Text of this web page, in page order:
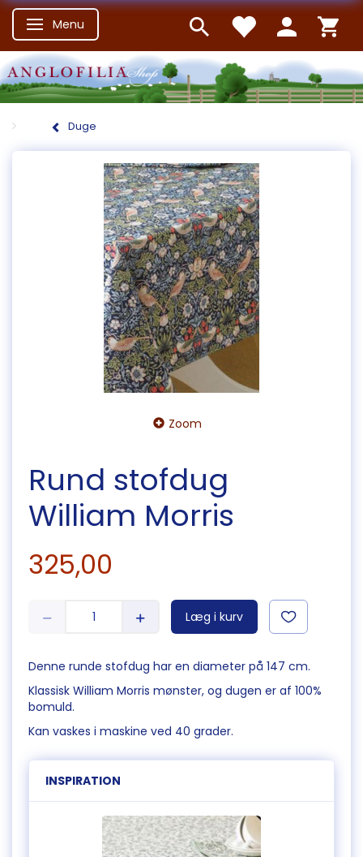
Skifte navigation
Menu
Duge
Zoom
Rund stofdug
William Morris
325,00
Læg i kurv
Denne runde stofdug har en diameter på 147 cm.
Klassisk William Morris mønster, og dugen er af 100%
bomuld.
Kan vaskes i maskine ved 40 grader.
INSPIRATION